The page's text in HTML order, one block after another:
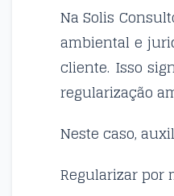
Na Solis
ambiental e
cliente. Isso
regularização
Neste caso,
Regularizar por